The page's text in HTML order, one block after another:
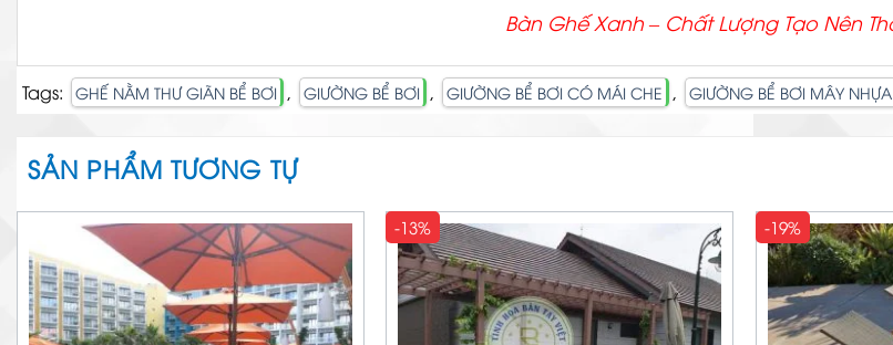
Bàn Ghế Xanh – Chất Lượng Tạo Nên
Tags: GHẾ NẰM THƯ GIÃN BỂ BƠI , GIƯỜNG BỂ BƠI , GIƯỜNG BỂ BƠI CÓ MÁI CHE , GIƯỜNG BỂ BƠI MÂY NHỰA
SẢN PHẨM TƯƠNG TỰ
-13% -19%